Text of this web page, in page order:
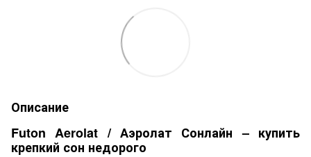
Описание
Futon Aerolat / Аэролат Сонлайн – купить
крепкий сон недорого